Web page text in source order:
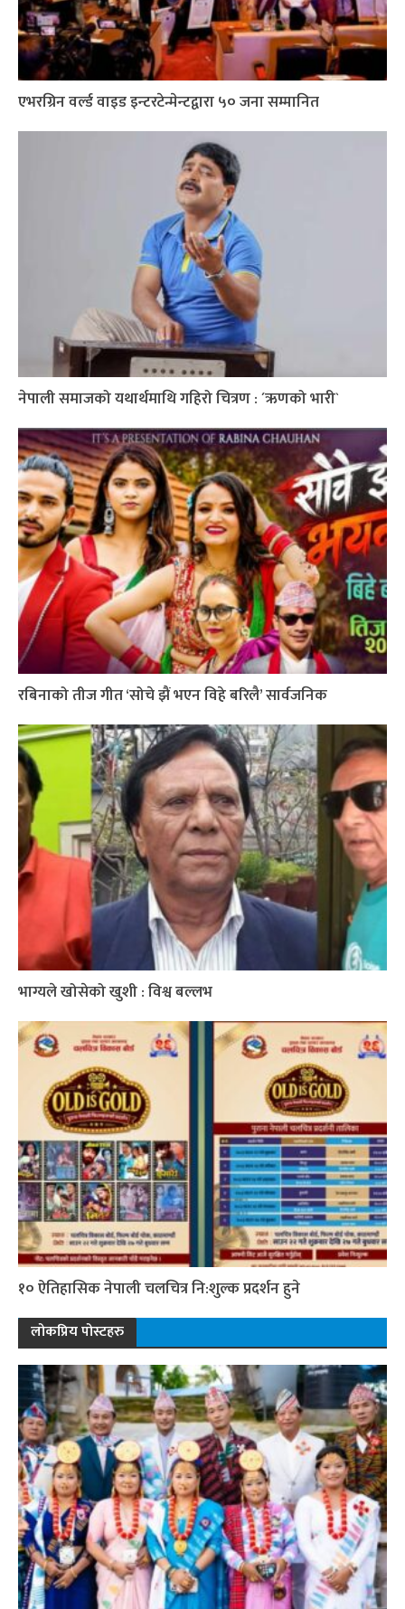
एभरग्रिन वर्ल्ड वाइड इन्टरटेन्मेन्टद्वारा ५० जना सम्मानित
नेपाली समाजको यथार्थमाथि गहिरो चित्रण : ´ऋणको भारी`
रबिनाको तीज गीत ‘सोचे झैं भएन विहे बरिलै’ सार्वजनिक
भाग्यले खोसेको खुशी : विश्व बल्लभ
१० ऐतिहासिक नेपाली चलचित्र नि:शुल्क प्रदर्शन हुने
लोकप्रिय पोस्टहरु